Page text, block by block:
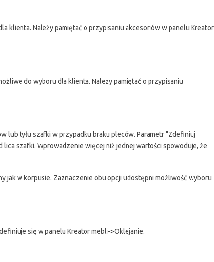
klienta. Należy pamiętać o przypisaniu akcesoriów w panelu Kreator
do wyboru dla klienta. Należy pamiętać o przypisaniu
lub tyłu szafki w przypadku braku pleców. Parametr "Zdefiniuj
lica szafki. Wprowadzenie więcej niż jednej wartości spowoduje, że
jak w korpusie. Zaznaczenie obu opcji udostępni możliwość wyboru
się w panelu Kreator mebli->Oklejanie.